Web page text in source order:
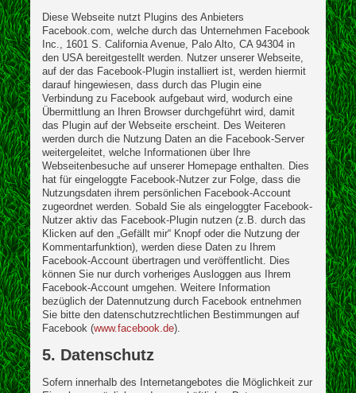
Diese Webseite nutzt Plugins des Anbieters
Facebook.com, welche durch das Unternehmen Facebook
Inc., 1601 S. California Avenue, Palo Alto, CA 94304 in
den USA bereitgestellt werden. Nutzer unserer Webseite,
auf der das Facebook-Plugin installiert ist, werden hiermit
darauf hingewiesen, dass durch das Plugin eine
Verbindung zu Facebook aufgebaut wird, wodurch eine
Übermittlung an Ihren Browser durchgeführt wird, damit
das Plugin auf der Webseite erscheint. Des Weiteren
werden durch die Nutzung Daten an die Facebook-Server
weitergeleitet, welche Informationen über Ihre
Webseitenbesuche auf unserer Homepage enthalten. Dies
hat für eingeloggte Facebook-Nutzer zur Folge, dass die
Nutzungsdaten ihrem persönlichen Facebook-Account
zugeordnet werden. Sobald Sie als eingeloggter Facebook-
Nutzer aktiv das Facebook-Plugin nutzen (z.B. durch das
Klicken auf den „Gefällt mir“ Knopf oder die Nutzung der
Kommentarfunktion), werden diese Daten zu Ihrem
Facebook-Account übertragen und veröffentlicht. Dies
können Sie nur durch vorheriges Ausloggen aus Ihrem
Facebook-Account umgehen. Weitere Information
bezüglich der Datennutzung durch Facebook entnehmen
Sie bitte den datenschutzrechtlichen Bestimmungen auf
Facebook (www.facebook.de).
5. Datenschutz
Sofern innerhalb des Internetangebotes die Möglichkeit zur